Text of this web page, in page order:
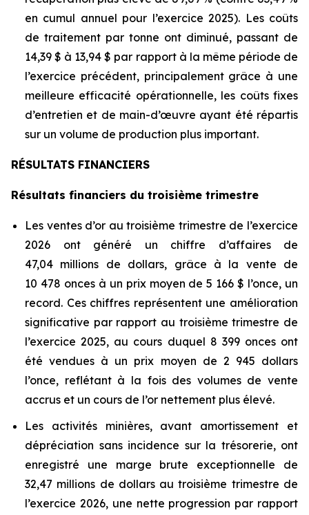
en cumul annuel pour l’exercice 2025). Les coûts
de traitement par tonne ont diminué, passant de
14,39 $ à 13,94 $ par rapport à la même période de
l’exercice précédent, principalement grâce à une
meilleure efficacité opérationnelle, les coûts fixes
d’entretien et de main-d’œuvre ayant été répartis
sur un volume de production plus important.
RÉSULTATS FINANCIERS
Résultats financiers du troisième trimestre
Les ventes d’or au troisième trimestre de l’exercice
2026 ont généré un chiffre d’affaires de
47,04 millions de dollars, grâce à la vente de
10 478 onces à un prix moyen de 5 166 $ l’once, un
record. Ces chiffres représentent une amélioration
significative par rapport au troisième trimestre de
l’exercice 2025, au cours duquel 8 399 onces ont
été vendues à un prix moyen de 2 945 dollars
l’once, reflétant à la fois des volumes de vente
accrus et un cours de l’or nettement plus élevé.
Les activités minières, avant amortissement et
dépréciation sans incidence sur la trésorerie, ont
enregistré une marge brute exceptionnelle de
32,47 millions de dollars au troisième trimestre de
l’exercice 2026, une nette progression par rapport